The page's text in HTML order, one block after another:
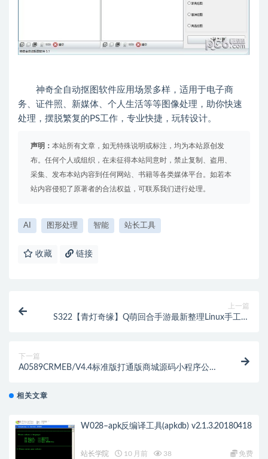
神奇全自动抠图软件应用场景多样，适用于电子商
务、证件照、新媒体、个人生活等等图像处理，助你快速
处理，摆脱繁复的PS工作，专业快捷，玩转设计。
声明： 本站所有文章，如无特殊说明或标注，均为本站原创发
布。任何个人或组织，在未征得本站同意时，禁止复制、盗用、
采集、发布本站内容到任何网站、书籍等各类媒体平台。如若本
站内容侵犯了原著者的合法权益，可联系我们进行处理。
AI 图形处理 智能 站长工具
收藏 链接
上一篇
S322【青灯奇缘】Q萌回合手游最新整理Linux手工服
下一篇
A0589CRMEB/V4.4标准版打通版商城源码小程序公众
相关文章
W028–apk反编译工具(apkdb) v2.1.3.20180418
站长学院 10 月前 38 免费